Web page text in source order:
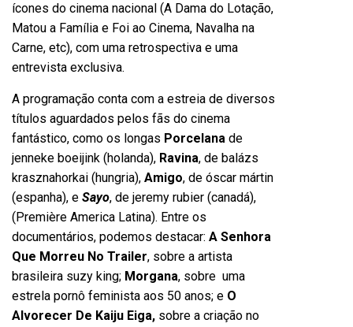
ícones do cinema nacional (A Dama do Lotação,
Matou a Família e Foi ao Cinema, Navalha na
Carne, etc), com uma retrospectiva e uma
entrevista exclusiva.
A programação conta com a estreia de diversos
títulos aguardados pelos fãs do cinema
fantástico, como os longas Porcelana de
jenneke boeijink (holanda), Ravina, de balázs
krasznahorkai (hungria), Amigo, de óscar mártin
(espanha), e Sayo, de jeremy rubier (canadá),
(Première America Latina). Entre os
documentários, podemos destacar: A Senhora
Que Morreu No Trailer, sobre a artista
brasileira suzy king; Morgana, sobre uma
estrela pornô feminista aos 50 anos; e O
Alvorecer De Kaiju Eiga, sobre a criação no